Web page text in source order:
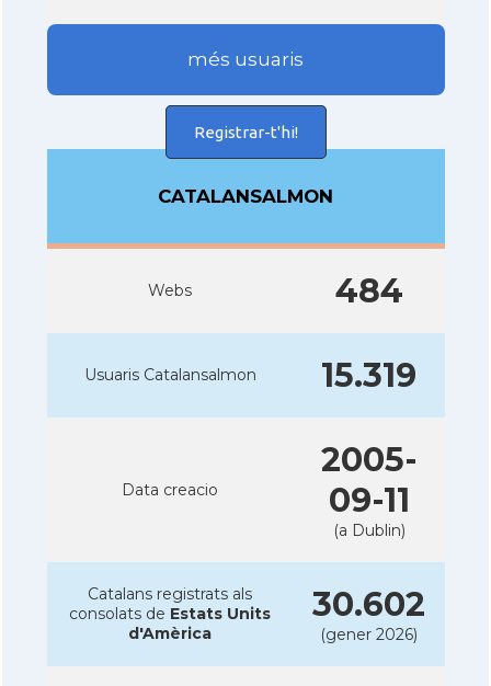
més usuaris
Registrar-t'hi!
CATALANSALMON
Webs 484
Usuaris Catalansalmon 15.319
Data creacio
2005-
09-11
(a Dublin)
Catalans registrats als
consolats de Estats Units
d'Amèrica
30.602
(gener 2026)